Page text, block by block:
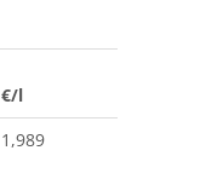
€/l
1,989